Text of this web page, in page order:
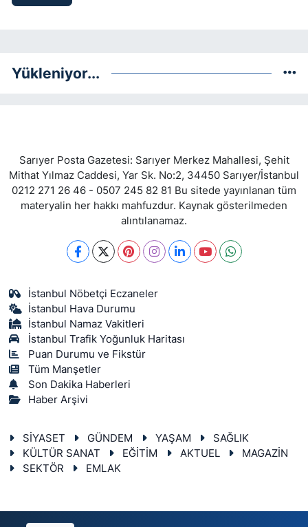
Yükleniyor...
Sarıyer Posta Gazetesi: Sarıyer Merkez Mahallesi, Şehit
Mithat Yılmaz Caddesi, Yar Sk. No:2, 34450 Sarıyer/İstanbul
0212 271 26 46 - 0507 245 82 81 Bu sitede yayınlanan tüm
materyalin her hakkı mahfuzdur. Kaynak gösterilmeden
alıntılanamaz.
İstanbul Nöbetçi Eczaneler
İstanbul Hava Durumu
İstanbul Namaz Vakitleri
İstanbul Trafik Yoğunluk Haritası
Puan Durumu ve Fikstür
Tüm Manşetler
Son Dakika Haberleri
Haber Arşivi
SİYASET GÜNDEM YAŞAM
SAĞLIK
KÜLTÜR SANAT
EĞİTİM AKTUEL
MAGAZİN
SEKTÖR
EMLAK